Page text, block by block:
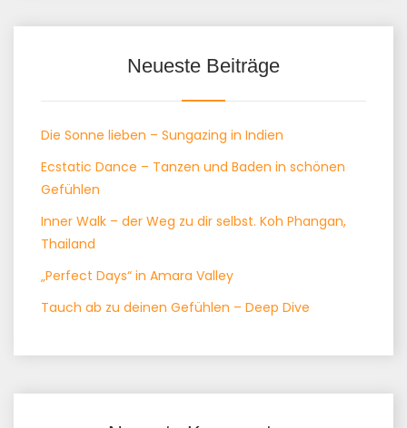
Neueste Beiträge
Die Sonne lieben – Sungazing in Indien
Ecstatic Dance – Tanzen und Baden in schönen
Gefühlen
Inner Walk – der Weg zu dir selbst. Koh Phangan,
Thailand
„Perfect Days“ in Amara Valley
Tauch ab zu deinen Gefühlen – Deep Dive